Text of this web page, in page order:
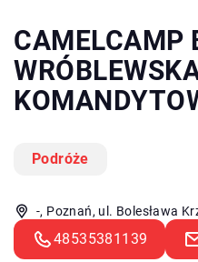
CAMELCAMP
Podróże
-, Poznań, ul. Bolesława
48535381139